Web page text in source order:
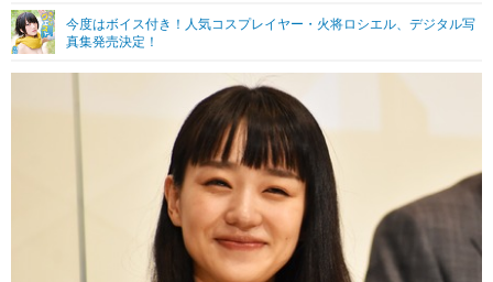
ショッピング その他
今度はボイス付き！人気コスプレイヤー・火将ロシエル、デジタル写
真集発売決定！